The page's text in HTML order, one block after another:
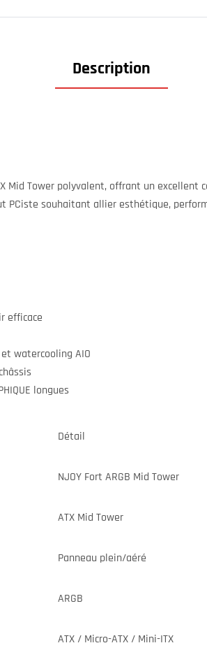
Description
Mid Tower polyvalent, offrant un
PCiste souhaitant allier esthétique,
efficace
watercooling AIO
longues
Détail
NJOY Fort ARGB Mid Tower
ATX Mid Tower
Panneau plein/aéré
ARGB
ATX / Micro-ATX / Mini-ITX